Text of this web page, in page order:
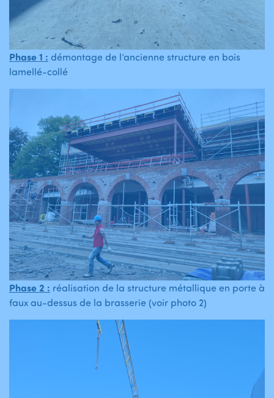
Phase 1 : démontage de l’ancienne structure en bois
lamellé-collé
Phase 2 : réalisation de la structure métallique en porte à
faux au-dessus de la brasserie (voir photo 2)